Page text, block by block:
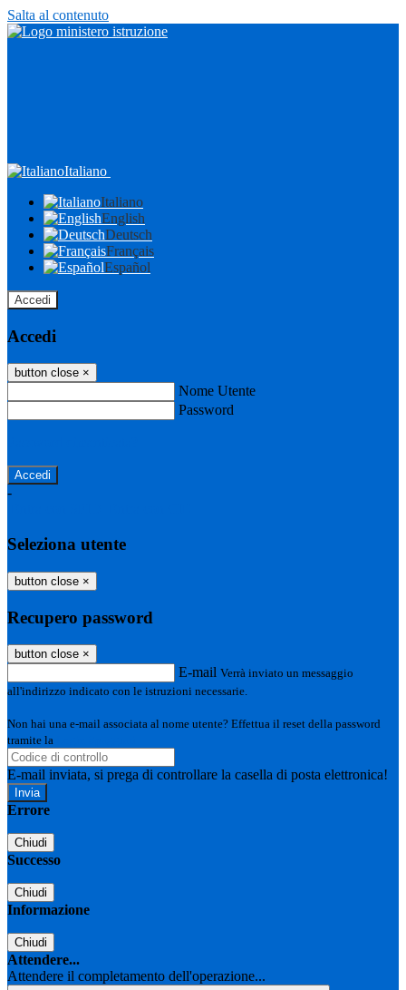
Salta al contenuto
Italiano
Italiano
English
Deutsch
Français
Español
Accedi
Accedi
button close ×
Nome Utente
Password
-
Seleziona utente
button close ×
Recupero password
button close ×
E-mail Verrà inviato un messaggio
all'indirizzo indicato con le istruzioni necessarie.
Non hai una e-mail associata al nome utente? Effettua il reset della password
tramite la
E-mail inviata, si prega di controllare la casella di posta elettronica!
Errore
Chiudi
Successo
Chiudi
Informazione
Chiudi
Attendere...
Attendere il completamento dell'operazione...